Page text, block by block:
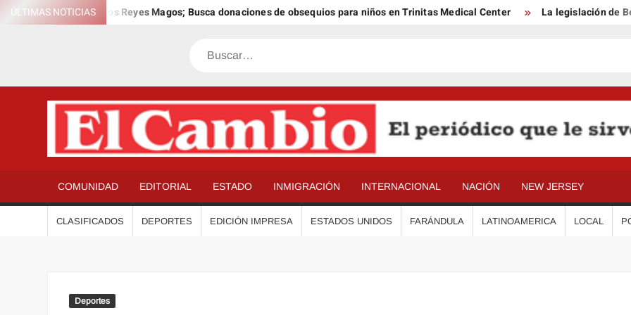
Saltar
ÚLTIMAS NOTICIAS
Día Anual de los Reyes Magos; Busca donaciones de obsequios para niños en Trinitas Medical Center La legislación de
Buscar
COMUNIDAD EDITORIAL ESTADO INMIGRACIÓN INTERNACIONAL NACIÓN NEW JERSEY
CLASIFICADOS DEPORTES EDICIÓN IMPRESA ESTADOS UNIDOS FARÁNDULA LATINOAMERICA LOCAL
Deportes